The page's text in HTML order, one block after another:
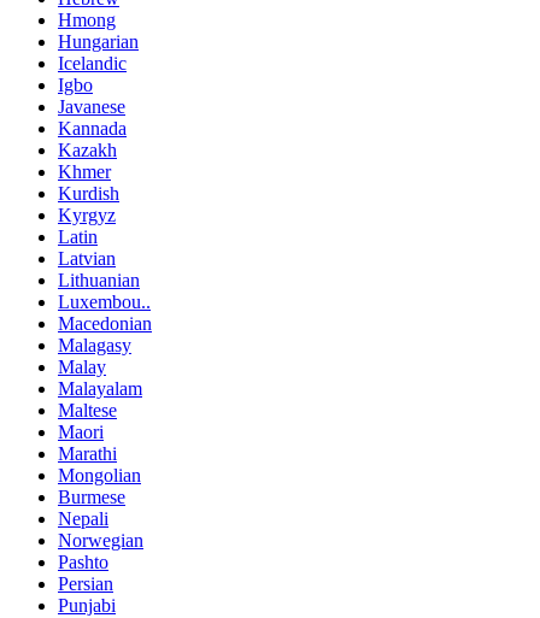
Hmong
Hungarian
Icelandic
Igbo
Javanese
Kannada
Kazakh
Khmer
Kurdish
Kyrgyz
Latin
Latvian
Lithuanian
Luxembou..
Macedonian
Malagasy
Malay
Malayalam
Maltese
Maori
Marathi
Mongolian
Burmese
Nepali
Norwegian
Pashto
Persian
Punjabi